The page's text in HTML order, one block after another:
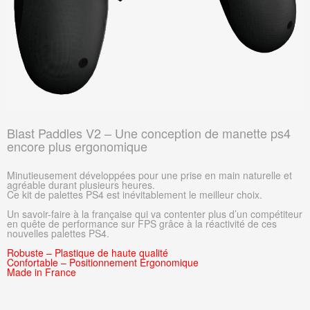
Blast Paddles V2 – Une conception de manette ps4
encore plus ergonomique
Minutieusement développées pour une prise en main naturelle et
agréable durant plusieurs heures.
Ce kit de palettes PS4 est inévitablement le meilleur choix.
Un savoir-faire à la française qui va contenter plus d’un compétiteur
en quête de performance sur FPS grâce à la réactivité de ces
nouvelles palettes PS4.
Robuste – Plastique de haute qualité
Confortable – Positionnement Ergonomique
Made in France